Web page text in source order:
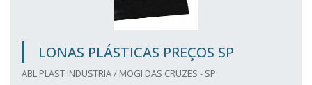
LONAS PLÁSTICAS PREÇOS SP
ABL PLAST INDUSTRIA / MOGI DAS CRUZES - SP